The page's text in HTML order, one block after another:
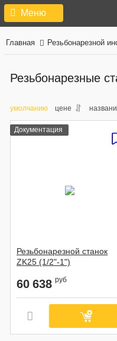
Меню
Главная Резьбонарезной
Резьбонарезные
умолчанию цене
Документация
Резьбонарезной станок
ZK25 (1/2"-1")
60 638 руб